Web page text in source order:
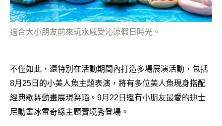
適合大小朋友前來玩水感受沁涼假日時光。
不僅如此，還特別在活動期間內打造多場展演活動，包括
8月25日的小美人魚主題表演，將有多位美人魚現身搭配
經典歌舞動畫展現舞蹈。9月22日還有小朋友最愛的迪士
尼動畫冰雪奇緣主題實境秀登場。